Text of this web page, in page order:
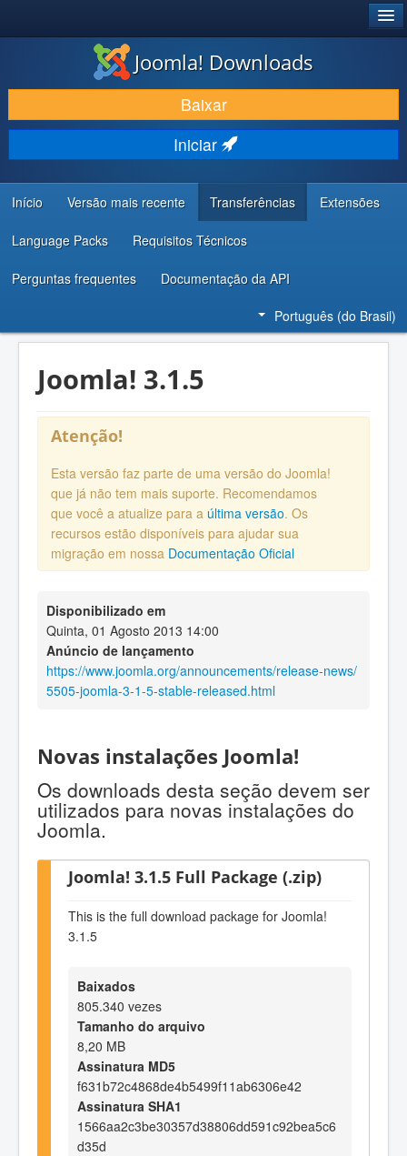
BAIXAR E APRIMORAR
DESCUBRA & APRENDA
COMUNIDADE & SUPORTE
RECURSOS PARA DESENVOLVEDORES
Joomla! Downloads
Baixar
Iniciar
Início Versão mais recente Transferências Extensões
Language Packs Requisitos Técnicos
Perguntas frequentes Documentação da API
Português (do Brasil)
Joomla! 3.1.5
Atenção!
Esta versão faz parte de uma versão do Joomla!
que já não tem mais suporte. Recomendamos
que você a atualize para a última versão. Os
recursos estão disponíveis para ajudar sua
migração em nossa Documentação Oficial
Disponibilizado em
Quinta, 01 Agosto 2013 14:00
Anúncio de lançamento
https://www.joomla.org/announcements/release-news/
5505-joomla-3-1-5-stable-released.html
Novas instalações Joomla!
Os downloads desta seção devem ser
utilizados para novas instalações do
Joomla.
Joomla! 3.1.5 Full Package (.zip)
This is the full download package for Joomla!
3.1.5
Baixados
805.340 vezes
Tamanho do arquivo
8,20 MB
Assinatura MD5
f631b72c4868de4b5499f11ab6306e42
Assinatura SHA1
1566aa2c3be30357d38806dd591c92bea5c6
d35d